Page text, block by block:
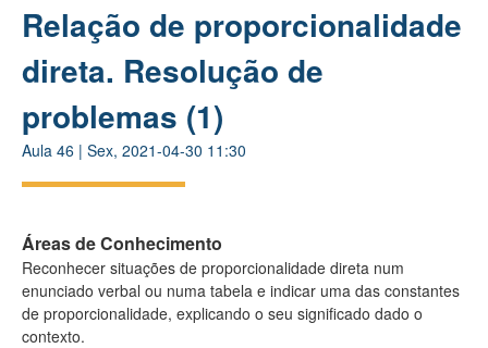
Relação de proporcionalidade
direta. Resolução de
problemas (1)
Aula 46 | Sex, 2021-04-30 11:30
Áreas de Conhecimento
Reconhecer situações de proporcionalidade direta num
enunciado verbal ou numa tabela e indicar uma das constantes
de proporcionalidade, explicando o seu significado dado o
contexto.